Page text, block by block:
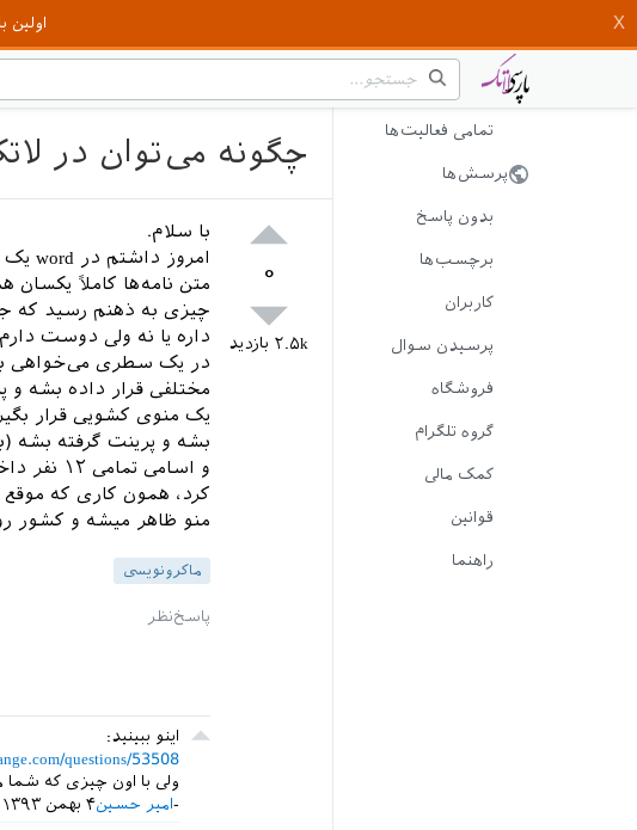
اولین
تمامی فعالیت‌ها
پرسش‌ها
بدون پاسخ
برچسب‌ها
کاربران
پرسیدن سوال
فروشگاه
گروه تلگرام
کمک مالی
قوانین
راهنما
چگونه می‌توان در
۰
۲.۵k بازدید
با سلام.
متن نامه‌ها کاملاً
داره یا نه ولی دوست
در یک سطری می‌خواهی
مختلفی قرار داده بشه و
یک منوی کشویی قرار
و
کرد، همون کاری که موقع
منو ظاهر میشه و کشور
ماکرونویسی
اینو ببینید:
questions/53508
ولی با اون چیزی که شما
۴ بهمن ۱۳۹۳امیر حسین